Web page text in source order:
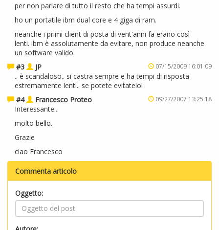
per non parlare di tutto il resto che ha tempi assurdi.
ho un portatile ibm dual core e 4 giga di ram.
neanche i primi client di posta di vent'anni fa erano così
lenti. ibm è assolutamente da evitare, non produce neanche
un software valido.
#3
JP 07/15/2009 16:01:09
.. è scandaloso.. si castra sempre e ha tempi di risposta
estremamente lenti.. se potete evitatelo!
#4
Francesco Proteo 09/27/2007 13:25:18
Interessante...
molto bello.
Grazie
ciao Francesco
Commenta articolo
Oggetto: